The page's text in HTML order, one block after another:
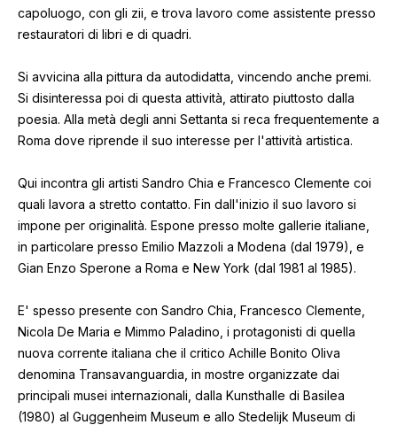
capoluogo, con gli zii, e trova lavoro come assistente presso
restauratori di libri e di quadri.
Si avvicina alla pittura da autodidatta, vincendo anche premi.
Si disinteressa poi di questa attività, attirato piuttosto dalla
poesia. Alla metà degli anni Settanta si reca frequentemente a
Roma dove riprende il suo interesse per l'attività artistica.
Qui incontra gli artisti Sandro Chia e Francesco Clemente coi
quali lavora a stretto contatto. Fin dall'inizio il suo lavoro si
impone per originalità. Espone presso molte gallerie italiane,
in particolare presso Emilio Mazzoli a Modena (dal 1979), e
Gian Enzo Sperone a Roma e New York (dal 1981 al 1985).
E' spesso presente con Sandro Chia, Francesco Clemente,
Nicola De Maria e Mimmo Paladino, i protagonisti di quella
nuova corrente italiana che il critico Achille Bonito Oliva
denomina Transavanguardia, in mostre organizzate dai
principali musei internazionali, dalla Kunsthalle di Basilea
(1980) al Guggenheim Museum e allo Stedelijk Museum di